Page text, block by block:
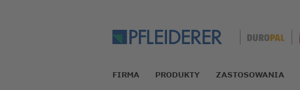
FIRMA PRODUKTY ZASTOSOWANIA